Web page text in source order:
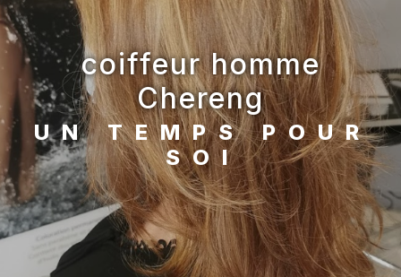
coiffeur homme
Chereng
UN TEMPS POUR
SOI